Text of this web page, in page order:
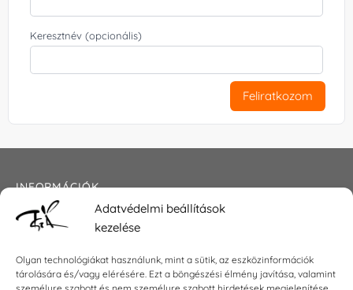
Adatvédelmi beállítások
kezelése
Olyan technológiákat használunk, mint a sütik, az eszközinformációk
tárolására és/vagy elérésére. Ezt a böngészési élmény javítása, valamint
Keresztnév (opcionális)
Feliratkozom
INFORMÁCIÓK
Általános szerződési feltételek
Impresszum